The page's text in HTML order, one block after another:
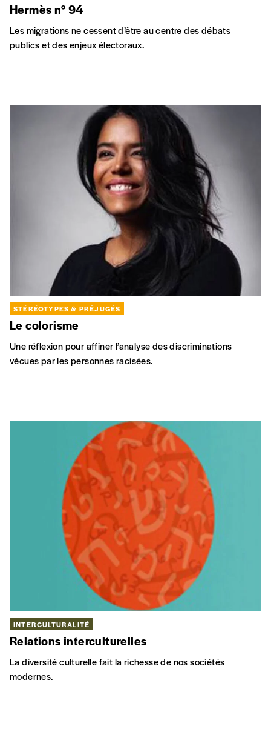
Hermès n° 94
Les migrations ne cessent d’être au centre des débats
publics et des enjeux électoraux.
STÉRÉOTYPES & PRÉJUGÉS
Le colorisme
Une réflexion pour affiner l’analyse des discriminations
vécues par les personnes racisées.
INTERCULTURALITÉ
Relations interculturelles
La diversité culturelle fait la richesse de nos sociétés
modernes.